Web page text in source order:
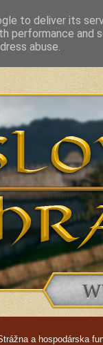
and related
a hospodárska
to deliver its
performance
abuse.